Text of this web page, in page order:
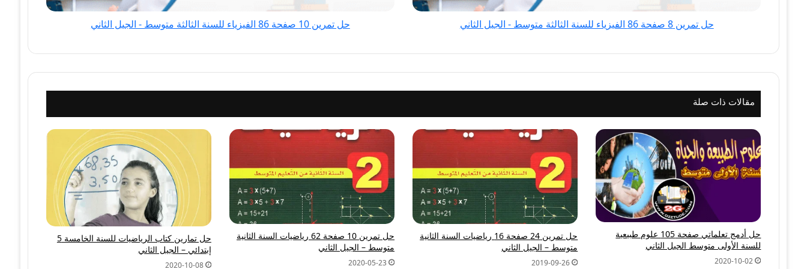
حل تمرين 8 صفحة 86 الفيزياء للسنة الثالثة متوسط - الجيل الثاني حل تمرين 10 صفحة 86 الفيزياء للسنة الثالثة متوسط - الجيل الثاني
مقالات ذات صلة
حل أدمج تعلماتي صفحة 105 علوم طبيعية
للسنة الأولى متوسط الجيل الثاني
2020-10-02
حل تمرين 24 صفحة 16 رياضيات السنة الثانية
متوسط – الجيل الثاني
2019-09-26
حل تمرين 10 صفحة 62 رياضيات السنة الثانية
متوسط – الجيل الثاني
2020-05-23
حل تمارين كتاب الرياضيات للسنة الخامسة 5
إبتدائي – الجيل الثاني
2020-10-08